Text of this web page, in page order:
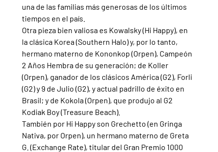
una de las familias más generosas de los últimos
tiempos en el país.
Otra pieza bien valiosa es Kowalsky (Hi Happy), en
la clásica Korea (Southern Halo) y, por lo tanto,
hermano materno de Kononkop (Orpen), Campeón
2 Años Hembra de su generación; de Koller
(Orpen), ganador de los clásicos América (G2), Forli
(G2) y 9 de Julio (G2), y actual padrillo de éxito en
Brasil; y de Kokola (Orpen), que produjo al G2
Kodiak Boy (Treasure Beach).
También por Hi Happy son Grechetto (en Gringa
Nativa, por Orpen), un hermano materno de Greta
G. (Exchange Rate), titular del Gran Premio 1000